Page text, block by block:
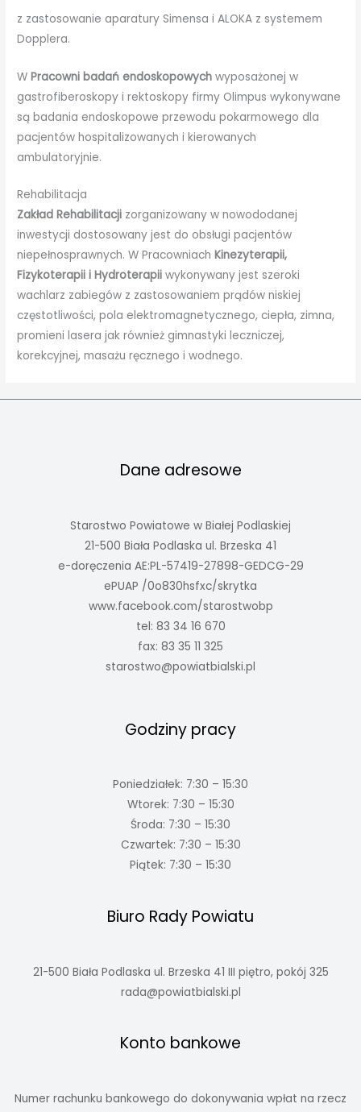
z zastosowanie aparatury Simensa i ALOKA z systemem
Dopplera.
WPracowni badań endoskopowych wyposażonej w
gastrofiberoskopy i rektoskopy firmy Olimpus wykonywane
są badania endoskopowe przewodu pokarmowego dla
pacjentów hospitalizowanych i kierowanych
ambulatoryjnie.
Rehabilitacja
Zakład Rehabilitacji zorganizowany w nowododanej
inwestycji dostosowany jest do obsługi pacjentów
niepełnosprawnych. W PracowniachKinezyterapii,
Fizykoterapii i Hydroterapiiwykonywany jest szeroki
wachlarz zabiegów z zastosowaniem prądów niskiej
częstotliwości, pola elektromagnetycznego, ciepła, zimna,
promieni lasera jak również gimnastyki leczniczej,
korekcyjnej, masażu ręcznego i wodnego.
Dane adresowe
Starostwo Powiatowe w Białej Podlaskiej
21-500 Biała Podlaska ul. Brzeska 41
e-doręczenia AE:PL-57419-27898-GEDCG-29
ePUAP /0o830hsfxc/skrytka
www.facebook.com/starostwobp
tel: 83 34 16 670
fax: 83 35 11 325
starostwo@powiatbialski.pl
Godziny pracy
Poniedziałek: 7:30 – 15:30
Wtorek: 7:30 – 15:30
Środa: 7:30 – 15:30
Czwartek: 7:30 – 15:30
Piątek: 7:30 – 15:30
Biuro Rady Powiatu
21-500 Biała Podlaska ul. Brzeska 41 III piętro, pokój 325
rada@powiatbialski.pl
Konto bankowe
Numer rachunku bankowego do dokonywania wpłat na rzecz